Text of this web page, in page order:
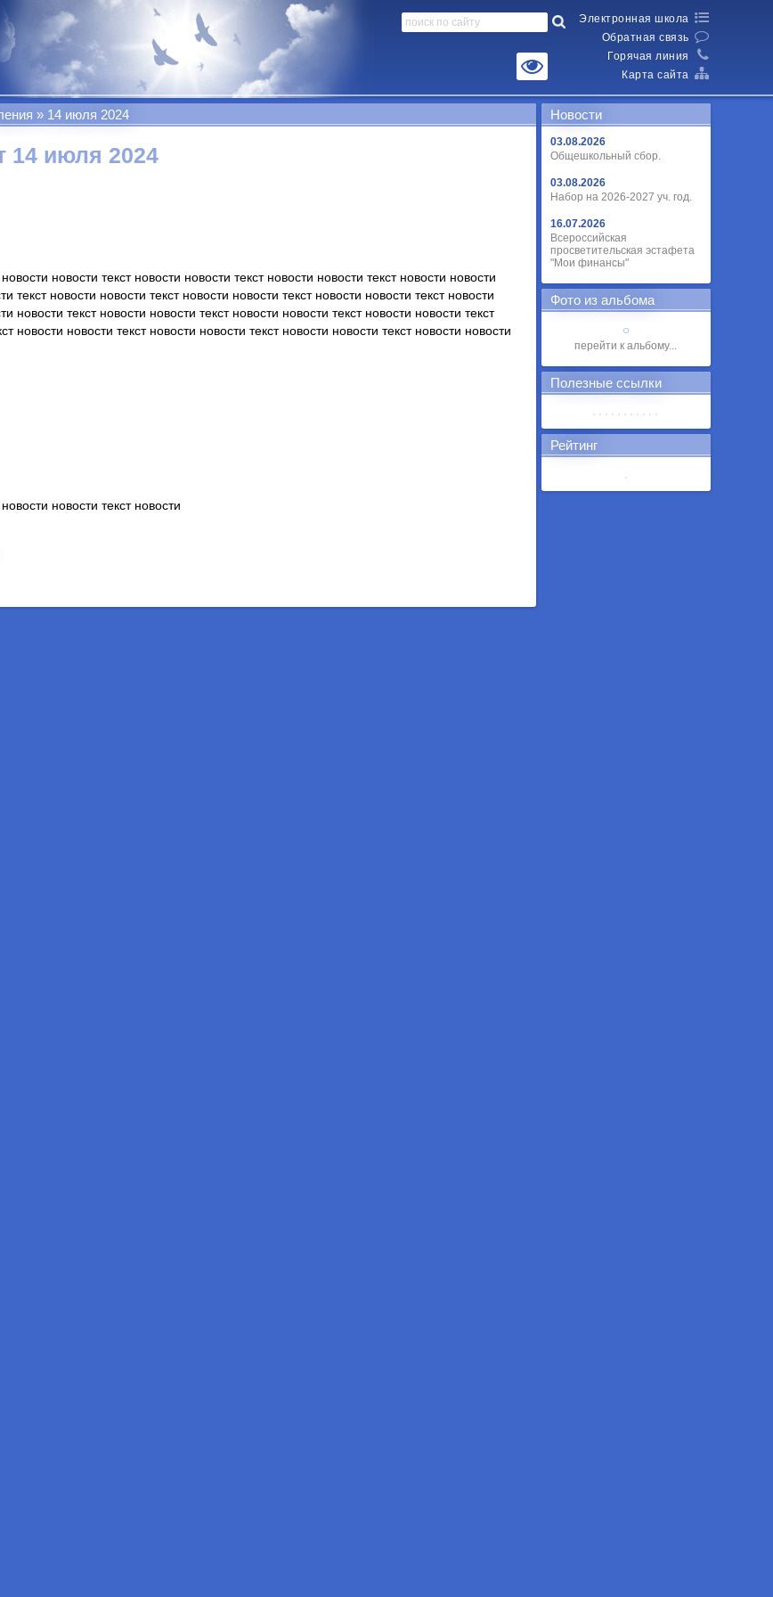
Электронная школа
Обратная связь
Горячая линия
Карта сайта
Новости
03.08.2026
Общешкольный сбор.
03.08.2026
Набор на 2026-2027 уч. год.
16.07.2026
Всероссийская
просветительская эстафета
"Мои финансы"
Фото из альбома
перейти к альбому...
Полезные ссылки
Рейтинг
14 июля 2024
14 июля 2024
новости текст новости новости текст новости новости текст новости новости
текст новости новости текст новости новости текст новости новости текст новости
новости текст новости новости текст новости новости текст новости новости текст
новости новости текст новости новости текст новости новости текст новости новости
новости текст новости